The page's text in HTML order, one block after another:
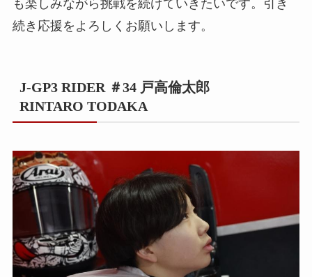
も楽しみながら挑戦を続けていきたいです。引き
続き応援をよろしくお願いします。
J-GP3 RIDER ＃34 戸高倫太郎
RINTARO TODAKA